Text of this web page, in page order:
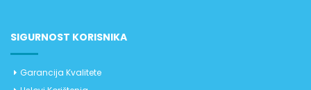
SIGURNOST KORISNIKA
Garancija Kvalitete